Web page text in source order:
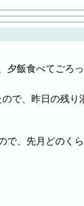
夕飯食べてごろ
で、昨日の残り
で、先月どのく